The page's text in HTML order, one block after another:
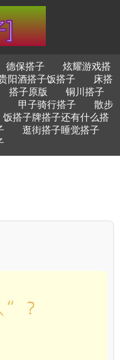
德保搭子
炫耀游戏搭
阳酒搭子饭搭子
床搭
搭子原版
铜川搭子
甲子骑行搭子
散步
饭搭子牌搭子还有什么搭
逛街搭子睡觉搭子